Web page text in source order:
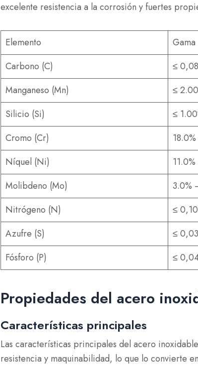
excelente resistencia a la corrosión y fuertes
Elemento
Carbono (C)
≤
Manganeso (Mn)
≤
Silicio (Si)
≤
Cromo (Cr)
Níquel (Ni)
Molibdeno (Mo)
3.0%
Nitrógeno (N)
≤
Azufre (S)
≤
Fósforo (P)
≤
Propiedades del acero
Características principales
Las características principales del acero
resistencia y maquinabilidad, lo que lo convierte